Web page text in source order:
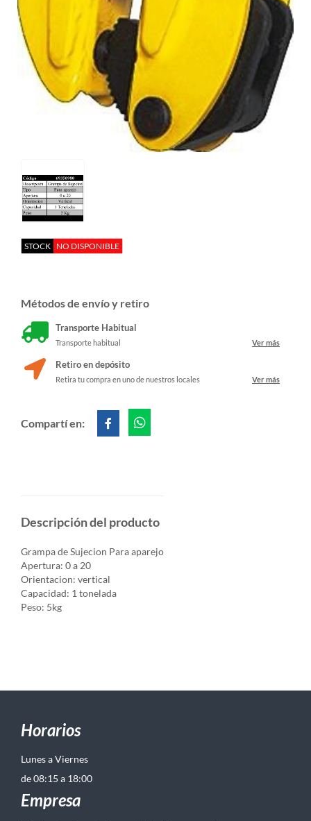
STOCK NO DISPONIBLE
Métodos de envío y retiro
Transporte Habitual
Transporte habitual Ver más
Retiro en depósito
Retira tu compra en uno de nuestros locales Ver más
Compartí en:
Descripción del producto
Grampa de Sujecion Para aparejo
Apertura: 0 a 20
Orientacion: vertical
Capacidad: 1 tonelada
Peso: 5kg
Horarios
Lunes a Viernes
de 08:15 a 18:00
Empresa